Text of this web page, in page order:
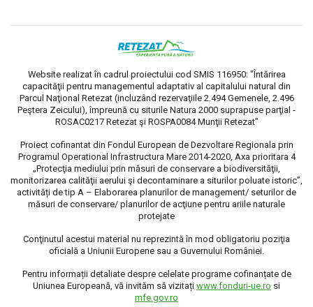
Website realizat în cadrul proiectului cod SMIS 116950: "Întărirea
capacităţii pentru managementul adaptativ al capitalului natural din
Parcul Naţional Retezat (incluzând rezervaţiile 2.494 Gemenele, 2.496
Peştera Zeicului), împreună cu siturile Natura 2000 suprapuse parţial -
ROSAC0217 Retezat şi ROSPA0084 Munţii Retezat"
Proiect cofinantat din Fondul European de Dezvoltare Regionala prin
Programul Operational Infrastructura Mare 2014-2020, Axa prioritara 4
„Protecţia mediului prin măsuri de conservare a biodiversităţii,
monitorizarea calităţii aerului şi decontaminare a siturilor poluate istoric”,
activități de tip A – Elaborarea planurilor de management/ seturilor de
măsuri de conservare/ planurilor de acţiune pentru ariile naturale
protejate
Conţinutul acestui material nu reprezintă în mod obligatoriu poziţia
oficială a Uniunii Europene sau a Guvernului României.
Pentru informații detaliate despre celelate programe cofinanțate de
Uniunea Europeană, vă invităm să vizitați www.fonduri-ue.ro si
mfe.gov.ro